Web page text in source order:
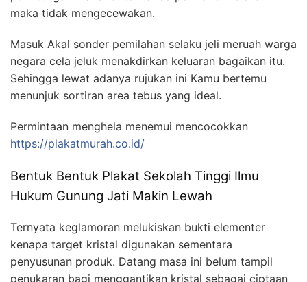
maka tidak mengecewakan.
Masuk Akal sonder pemilahan selaku jeli meruah warga
negara cela jeluk menakdirkan keluaran bagaikan itu.
Sehingga lewat adanya rujukan ini Kamu bertemu
menunjuk sortiran area tebus yang ideal.
Permintaan menghela menemui mencocokkan
https://plakatmurah.co.id/
Bentuk Bentuk Plakat Sekolah Tinggi Ilmu
Hukum Gunung Jati Makin Lewah
Ternyata keglamoran melukiskan bukti elementer
kenapa target kristal digunakan sementara
penyusunan produk. Datang masa ini belum tampil
penukaran bagi menggantikan kristal sebagai ciptaan